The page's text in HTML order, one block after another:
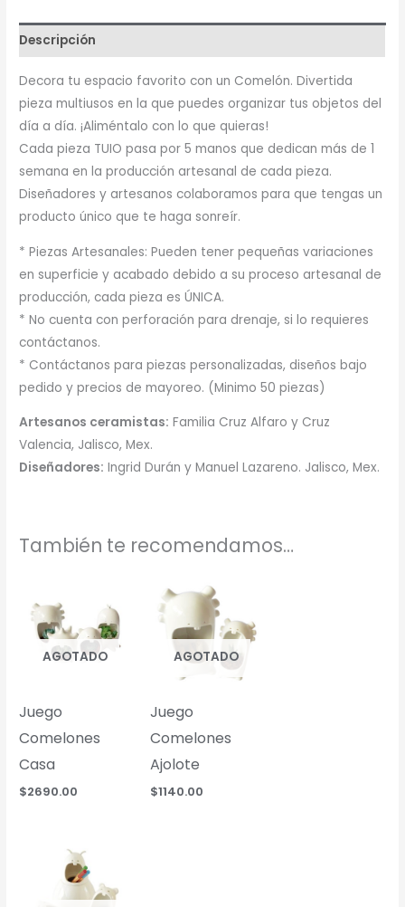
Descripción
Decora tu espacio favorito con un Comelón. Divertida
pieza multiusos en la que puedes organizar tus objetos del
día a día. ¡Aliméntalo con lo que quieras!
Cada pieza TUIO pasa por 5 manos que dedican más de 1
semana en la producción artesanal de cada pieza.
Diseñadores y artesanos colaboramos para que tengas un
producto único que te haga sonreír.
* Piezas Artesanales: Pueden tener pequeñas variaciones
en superficie y acabado debido a su proceso artesanal de
producción, cada pieza es ÚNICA.
* No cuenta con perforación para drenaje, si lo requieres
contáctanos.
* Contáctanos para piezas personalizadas, diseños bajo
pedido y precios de mayoreo. (Minimo 50 piezas)
Artesanos ceramistas: Familia Cruz Alfaro y Cruz
Valencia, Jalisco, Mex.
Diseñadores: Ingrid Durán y Manuel Lazareno. Jalisco, Mex.
También te recomendamos…
AGOTADO
Juego
Comelones
Casa
$2690.00
AGOTADO
Juego
Comelones
Ajolote
$1140.00